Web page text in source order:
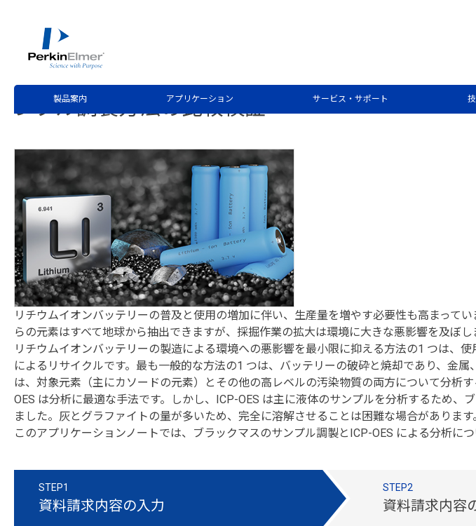
製品案内 アプリケーション サービス・サポート
Application Note Request
Avio 550 Max ICP-OES を用いたブラックマス
ンプル調製方法の比較検証
リチウムイオンバッテリーの普及と使用の増加に伴い、生産量を増やす必要性も高まって
らの元素はすべて地球から抽出できますが、採掘作業の拡大は環境に大きな悪影響を及ぼし
リチウムイオンバッテリーの製造による環境への悪影響を最小限に抑える方法の1 つは、
によるリサイクルです。最も一般的な方法の1 つは、バッテリーの破砕と焼却であり、金
は、対象元素（主にカソードの元素）とその他の高レベルの汚染物質の両方について分析
OES は分析に最適な手法です。しかし、ICP-OES は主に液体のサンプルを分析するため
ました。灰とグラファイトの量が多いため、完全に溶解させることは困難な場合があります
このアプリケーションノートでは、ブラックマスのサンプル調製とICP-OES による分析につ
STEP1
資料請求内容の入力
STEP2
資料請求内容